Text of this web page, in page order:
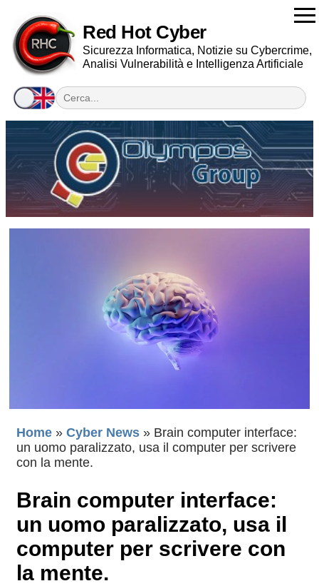
Red Hot Cyber
Sicurezza Informatica, Notizie su Cybercrime,
Analisi Vulnerabilità e Intelligenza Artificiale
Home » Cyber News » Brain computer interface:
un uomo paralizzato, usa il computer per scrivere
con la mente.
Brain computer interface:
un uomo paralizzato, usa il
computer per scrivere con
la mente.